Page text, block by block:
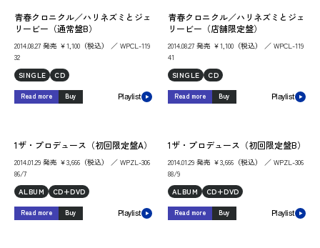
青春クロニクル／ハリネズミとジェ
リービー（通常盤B）
2014.08.27 発売 ￥1,100（税込） ／ WPCL-119
32
SINGLE
CD
Read more Buy Playlist
青春クロニクル／ハリネズミとジェ
リービー（店舗限定盤）
2014.08.27 発売 ￥1,100（税込） ／ WPCL-119
41
SINGLE
CD
Read more Buy Playlist
1ザ・プロデュース（初回限定盤A）
2014.01.29 発売 ￥3,666（税込） ／ WPZL-306
86/7
ALBUM
CD+DVD
Read more Buy Playlist
1ザ・プロデュース（初回限定盤B）
2014.01.29 発売 ￥3,666（税込） ／ WPZL-306
88/9
ALBUM
CD+DVD
Read more Buy Playlist